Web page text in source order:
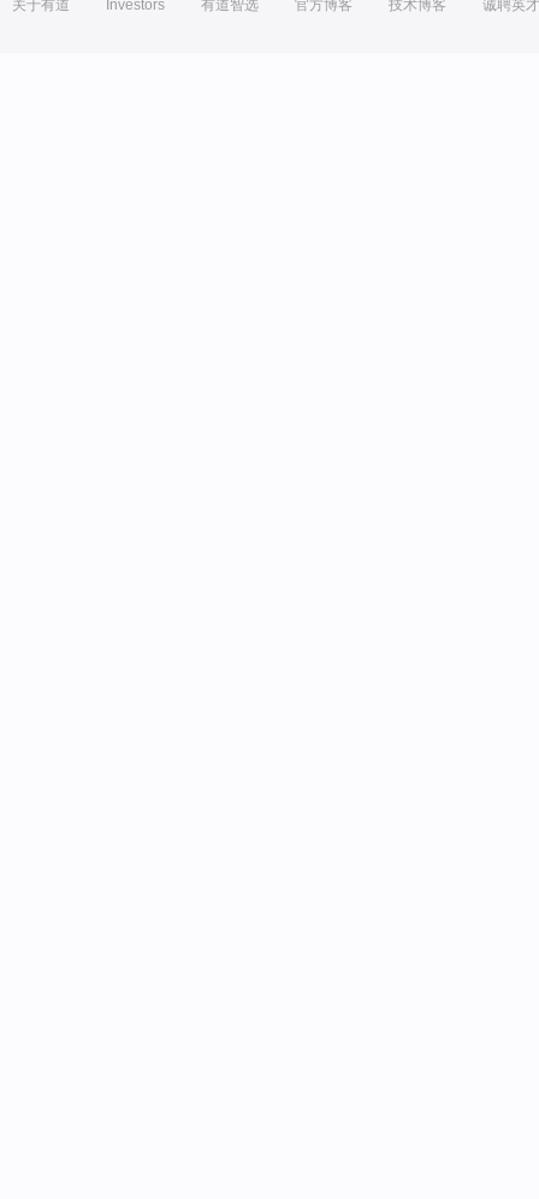
关于有道 Investors 有道智选 官方博客 技术博客 诚聘英才